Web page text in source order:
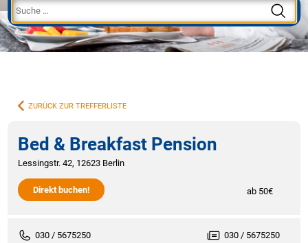
ZURÜCK ZUR TREFFERLISTE
Bed & Breakfast Pension
Lessingstr. 42, 12623 Berlin
Direkt buchen! ab 50€
030 / 5675250
030 / 5675250